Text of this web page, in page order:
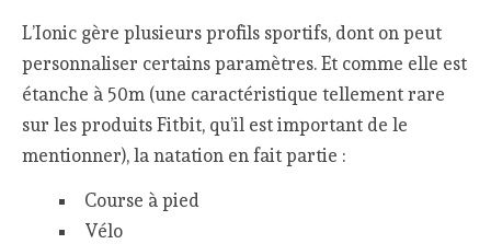
L’Ionic gère plusieurs profils sportifs, dont on peut
personnaliser certains paramètres. Et comme elle est
étanche à 50m (une caractéristique tellement rare
sur les produits Fitbit, qu’il est important de le
mentionner), la natation en fait partie :
Course à pied
Vélo